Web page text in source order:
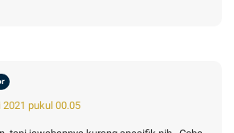
2021 pukul 00.05